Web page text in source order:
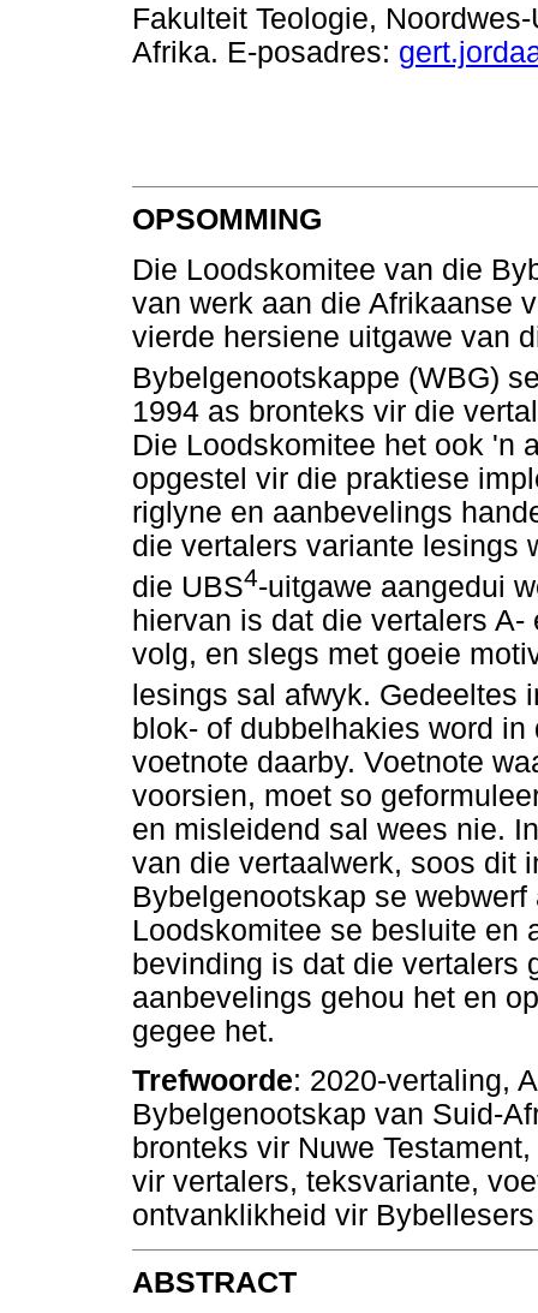
Fakulteit Teologie,
Afrika. E-posadres:
OPSOMMING
Die Loodskomitee van die
van werk aan die Afrikaanse
vierde hersiene uitgawe van
Bybelgenootskappe (WBG)
1994 as bronteks vir die
Die Loodskomitee het ook 'n
opgestel vir die praktiese
riglyne en aanbevelings
die vertalers variante lesings
die UBS4-uitgawe aangedui
hiervan is dat die vertalers
volg, en slegs met goeie
lesings sal afwyk. Gedeeltes
blok- of dubbelhakies word
voetnote daarby. Voetnote
voorsien, moet so
en misleidend sal wees nie.
van die vertaalwerk, soos dit
Bybelgenootskap se
Loodskomitee se besluite en
bevinding is dat die vertalers
aanbevelings gehou het en
gegee het.
Trefwoorde: 2020-vertaling,
Bybelgenootskap van Suid-
bronteks vir Nuwe
vir vertalers, teksvariante,
ontvanklikheid vir Bybellesers
ABSTRACT